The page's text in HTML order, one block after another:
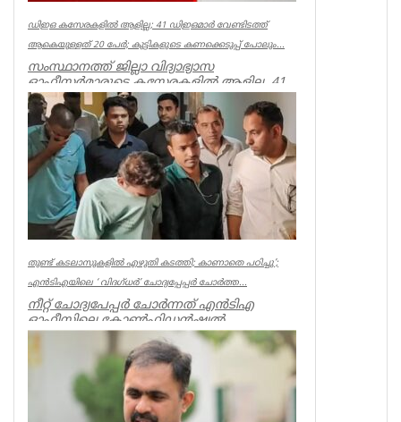
ഡിഇഒ കസേരകളില്‍ ആളില്ല; 41 ഡിഇഒമാര്‍ വേണ്ടിടത്ത്
ആകെയുള്ളത് 20 പേര്‍; കുട്ടികളുടെ കണക്കെടുപ്പ് പോലും...
സംസ്ഥാനത്ത് ജില്ലാ വിദ്യാഭ്യാസ
ഓഫീസര്‍മാരുടെ കസേരകളില്‍ ആളില്ല. 41
ഡിഇഒമാരില്‍ നിലവില്‍ ഉള്ളത് 20 പ...
Kerala
തുണ്ട് കടലാസുകളില്‍ എഴുതി കടത്തി; കാണാതെ പഠിച്ചു’;
എന്‍ടിഎയിലെ ‘ വിദഗ്ധര്‍’ ചോദ്യപ്പേപ്പര്‍ ചോര്‍ത്ത...
നീറ്റ് ചോദ്യപേപ്പര്‍ ചോര്‍ന്നത് എന്‍ടിഎ
ഓഫീസിലെ കോണ്‍ഫിഡന്‍ഷ്യല്‍
സെക്ഷനില്‍ നിന്ന് എന്ന് സിബിഐ. എന...
Kerala